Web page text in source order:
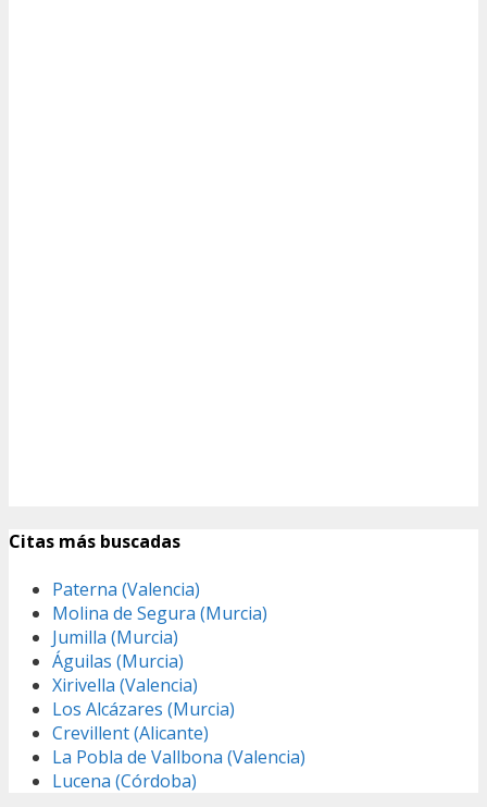
Citas más buscadas
Paterna (Valencia)
Molina de Segura (Murcia)
Jumilla (Murcia)
Águilas (Murcia)
Xirivella (Valencia)
Los Alcázares (Murcia)
Crevillent (Alicante)
La Pobla de Vallbona (Valencia)
Lucena (Córdoba)